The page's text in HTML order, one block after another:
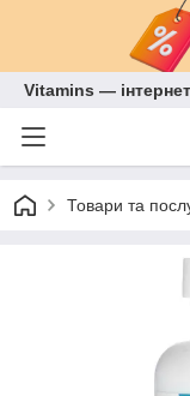
Vitamins —
Товари та